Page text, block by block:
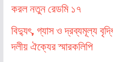
করল নতুন রেডমি ১৭
বিদ্যুৎ, গ্যাস ও দ্রব্যমূল্য
দলীয় ঐক্যের স্মারকলিপি